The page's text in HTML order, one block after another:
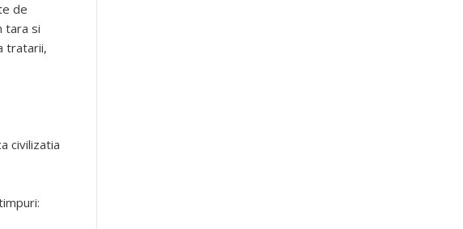
de
tara si
tratarii,
civilizatia